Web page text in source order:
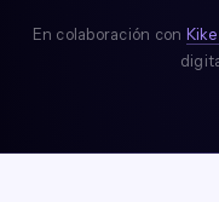
En colaboración con